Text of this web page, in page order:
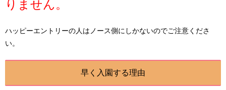
りません。
ハッピーエントリーの人はノース側にしかないのでご注意くださ
い。
早く入園する理由